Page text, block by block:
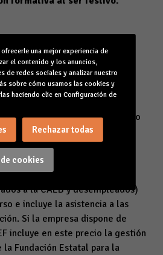
en: Formación presencial,
por una presentación y
con conexión on line.
el curso recibirán un certificado
en el mismo, expedido
a tal fin.
a la CAEB y desempleados)
e incluye la asistencia a las
Si la empresa dispone de
incluye en este precio la gestión
Fundación Estatal para la
una mejor experiencia de
el contenido y los anuncios,
de redes sociales y analizar nuestro
sobre cómo usamos las cookies y
haciendo clic en Configuración de
cookies
Rechazar todas